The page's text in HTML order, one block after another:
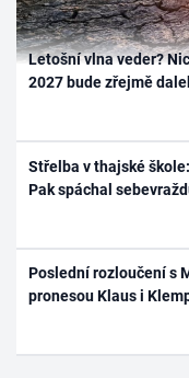
Letošní vlna veder?
2027 bude zřejmě
Střelba v thajské
Pak spáchal
Poslední rozloučení s
pronesou Klaus i